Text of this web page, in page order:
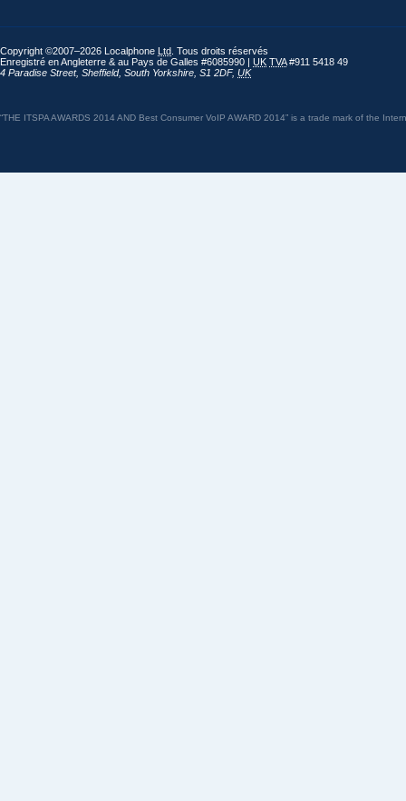
Copyright ©2007–2026 Localphone Ltd . Tous droits réservés
Enregistré en Angleterre & au Pays de Galles #6085990 | UK TVA#911 5418 49
4 Paradise Street, Sheffield, South Yorkshire S1 2DF, UK
“THE ITSPA AWARDS 2014 AND Best Consumer VoIP AWARD 2014” is a trade mark of the